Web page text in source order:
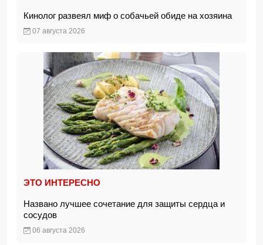
Кинолог развеял миф о собачьей обиде на хозяина
07 августа 2026
ЭТО ИНТЕРЕСНО
Названо лучшее сочетание для защиты сердца и
сосудов
06 августа 2026